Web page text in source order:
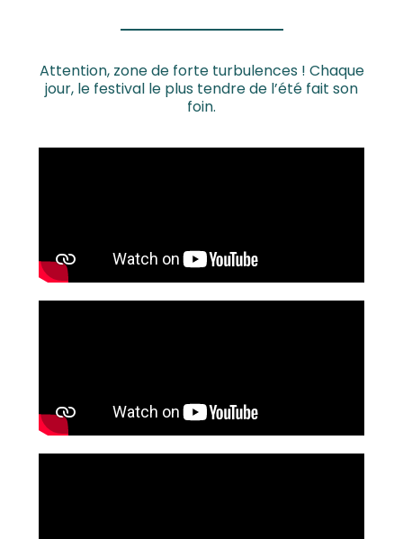
Attention, zone de forte turbulences ! Chaque
jour, le festival le plus tendre de l’été fait son
foin.